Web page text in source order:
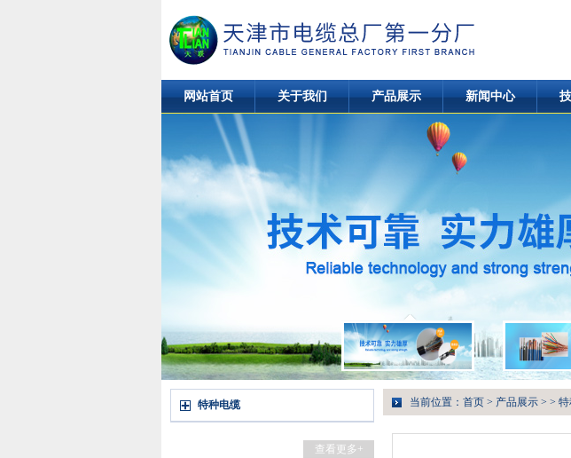
网站首页 关于我们 产品展示 新闻中心
特种电缆
查看更多+
当前位置： 首页 > 产品展示 > >